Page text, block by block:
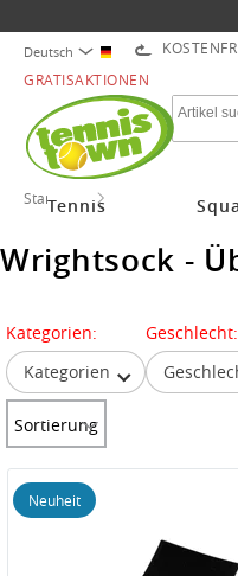
Deutsch
GRATISAKTIONEN
Tennis
Startseite
Wrightsock -
Kategorien:
Kategorien
Geschlecht:
Sortierung
Neuheit